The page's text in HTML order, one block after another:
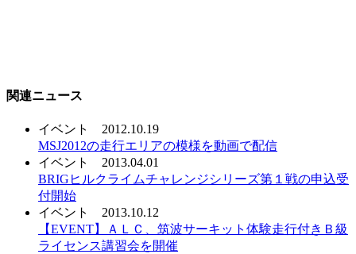
関連ニュース
イベント
2012.10.19
MSJ2012の走行エリアの模様を動画で配信
イベント
2013.04.01
BRIGヒルクライムチャレンジシリーズ第１戦の申込受
付開始
イベント
2013.10.12
【EVENT】ＡＬＣ、筑波サーキット体験走行付きＢ級
ライセンス講習会を開催